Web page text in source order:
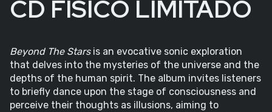
CD FISICO LIMITADO
Beyond The Starsis an evocative sonic exploration
that delves into the mysteries of the universe and the
depths of the human spirit. The album invites listeners
to briefly dance upon the stage of consciousness and
perceive their thoughts as illusions, aiming to